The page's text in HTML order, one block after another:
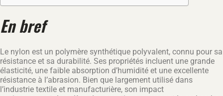
En bref
Le nylon est un polymère synthétique polyvalent, connu pour sa
résistance et sa durabilité. Ses propriétés incluent une grande
élasticité, une faible absorption d’humidité et une excellente
résistance à l’abrasion. Bien que largement utilisé dans
l’industrie textile et manufacturière, son impact